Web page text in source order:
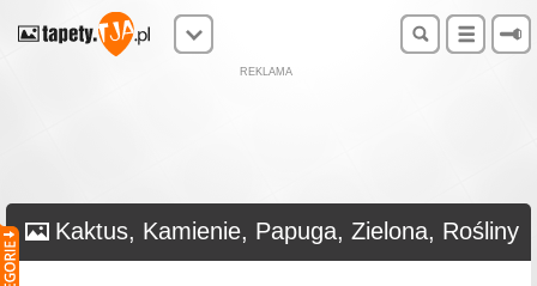
REKLAMA
Kaktus, Kamienie, Papuga, Zielona, Rośliny